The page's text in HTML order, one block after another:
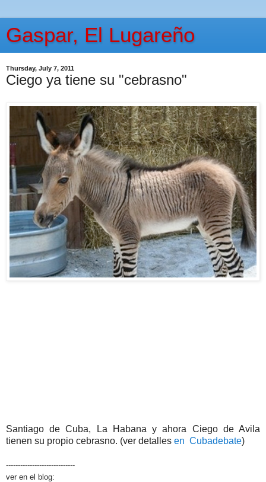
Gaspar, El Lugareño
Thursday, July 7, 2011
Ciego ya tiene su "cebrasno"
Santiago de Cuba, La Habana y ahora Ciego de Avila
tienen su propio cebrasno. (ver detalles en Cubadebate)
-----------------------------
ver en el blog: